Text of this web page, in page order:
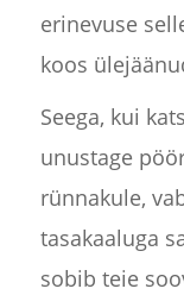
erinevuse
koos
Seega, kui
unustage
rünnakule,
tasakaaluga
sobib teie